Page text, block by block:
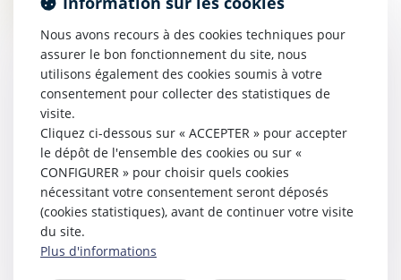
Nom
Prénom
Adresse e-mail
Tél
Objet
Message
Nous avons recours à des cookies techniques pour
assurer le bon fonctionnement du site, nous
utilisons également des cookies soumis à votre
consentement pour collecter des statistiques de
visite.
Cliquez ci-dessous sur « ACCEPTER » pour accepter
le dépôt de l'ensemble des cookies ou sur «
CONFIGURER » pour choisir quels cookies
nécessitant votre consentement seront déposés
(cookies statistiques), avant de continuer votre visite
du site.
Plus d'informations